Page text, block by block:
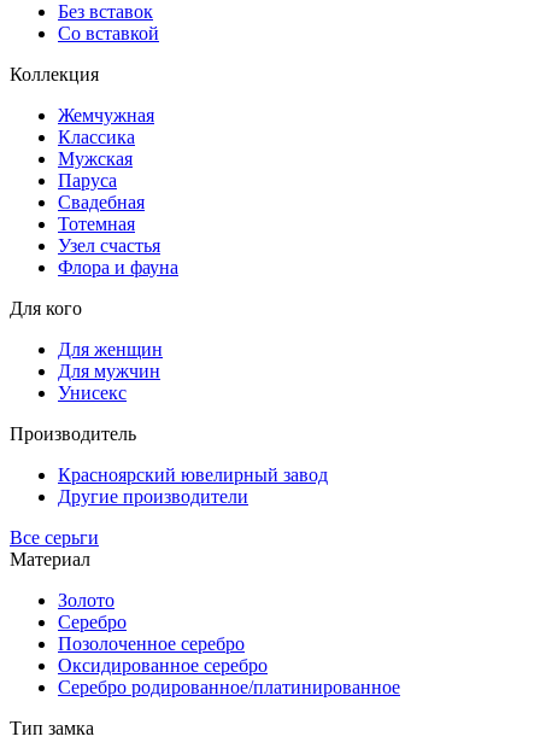
Без вставок
Со вставкой
Коллекция
Жемчужная
Классика
Мужская
Паруса
Свадебная
Тотемная
Узел счастья
Флора и фауна
Для кого
Для женщин
Для мужчин
Унисекс
Производитель
Красноярский ювелирный завод
Другие производители
Все серьги
Материал
Золото
Серебро
Позолоченное серебро
Оксидированное серебро
Серебро родированное/платинированное
Тип замка